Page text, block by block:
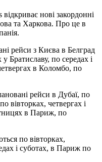
нові закордонні
та Харкова. Про це в
рейси з Києва в Белград
Братиславу, по середах і
в Коломбо, по
рейси в Дубаї, по
вівторках, четвергах і
в Париж, по
по вівторках,
і суботах, в Париж по